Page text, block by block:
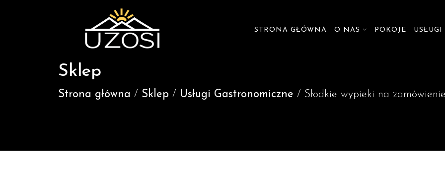
STRONA GŁÓWNA O NAS POKOJE USŁUGI
Sklep
Strona główna / Sklep / Usługi Gastronomiczne / Słodkie wypieki na zamówienie